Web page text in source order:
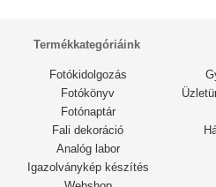
Termékkategóriáink
Fotókidolgozás
Fotókönyv
Fotónaptár
Fali dekoráció
Analóg labor
Igazolványkép készítés